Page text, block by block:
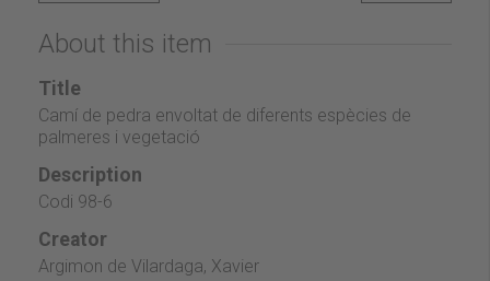
About this item
Title
Camí de pedra envoltat de diferents espècies de
palmeres i vegetació
Description
Codi 98-6
Creator
Argimon de Vilardaga, Xavier